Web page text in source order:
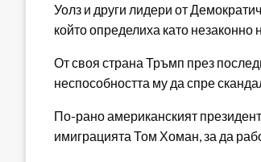
Уолз и други лидери от
който определиха като
От своя страна Тръмп през
неспособността му да спре
По-рано американският
имиграцията Том Хоман, за да